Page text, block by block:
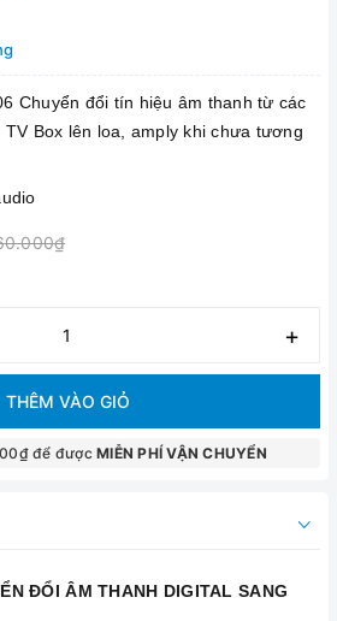
Chuyển đổi tín hiệu âm thanh từ các
Box lên loa, amply khi chưa tương
+
THÊM VÀO GIỎ
để đượcMIỄN PHÍ VẬN CHUYỂN
ĐỔI ÂM THANH DIGITAL SANG